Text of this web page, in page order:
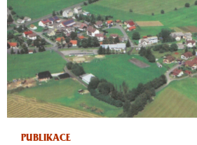
PUBLIKACE